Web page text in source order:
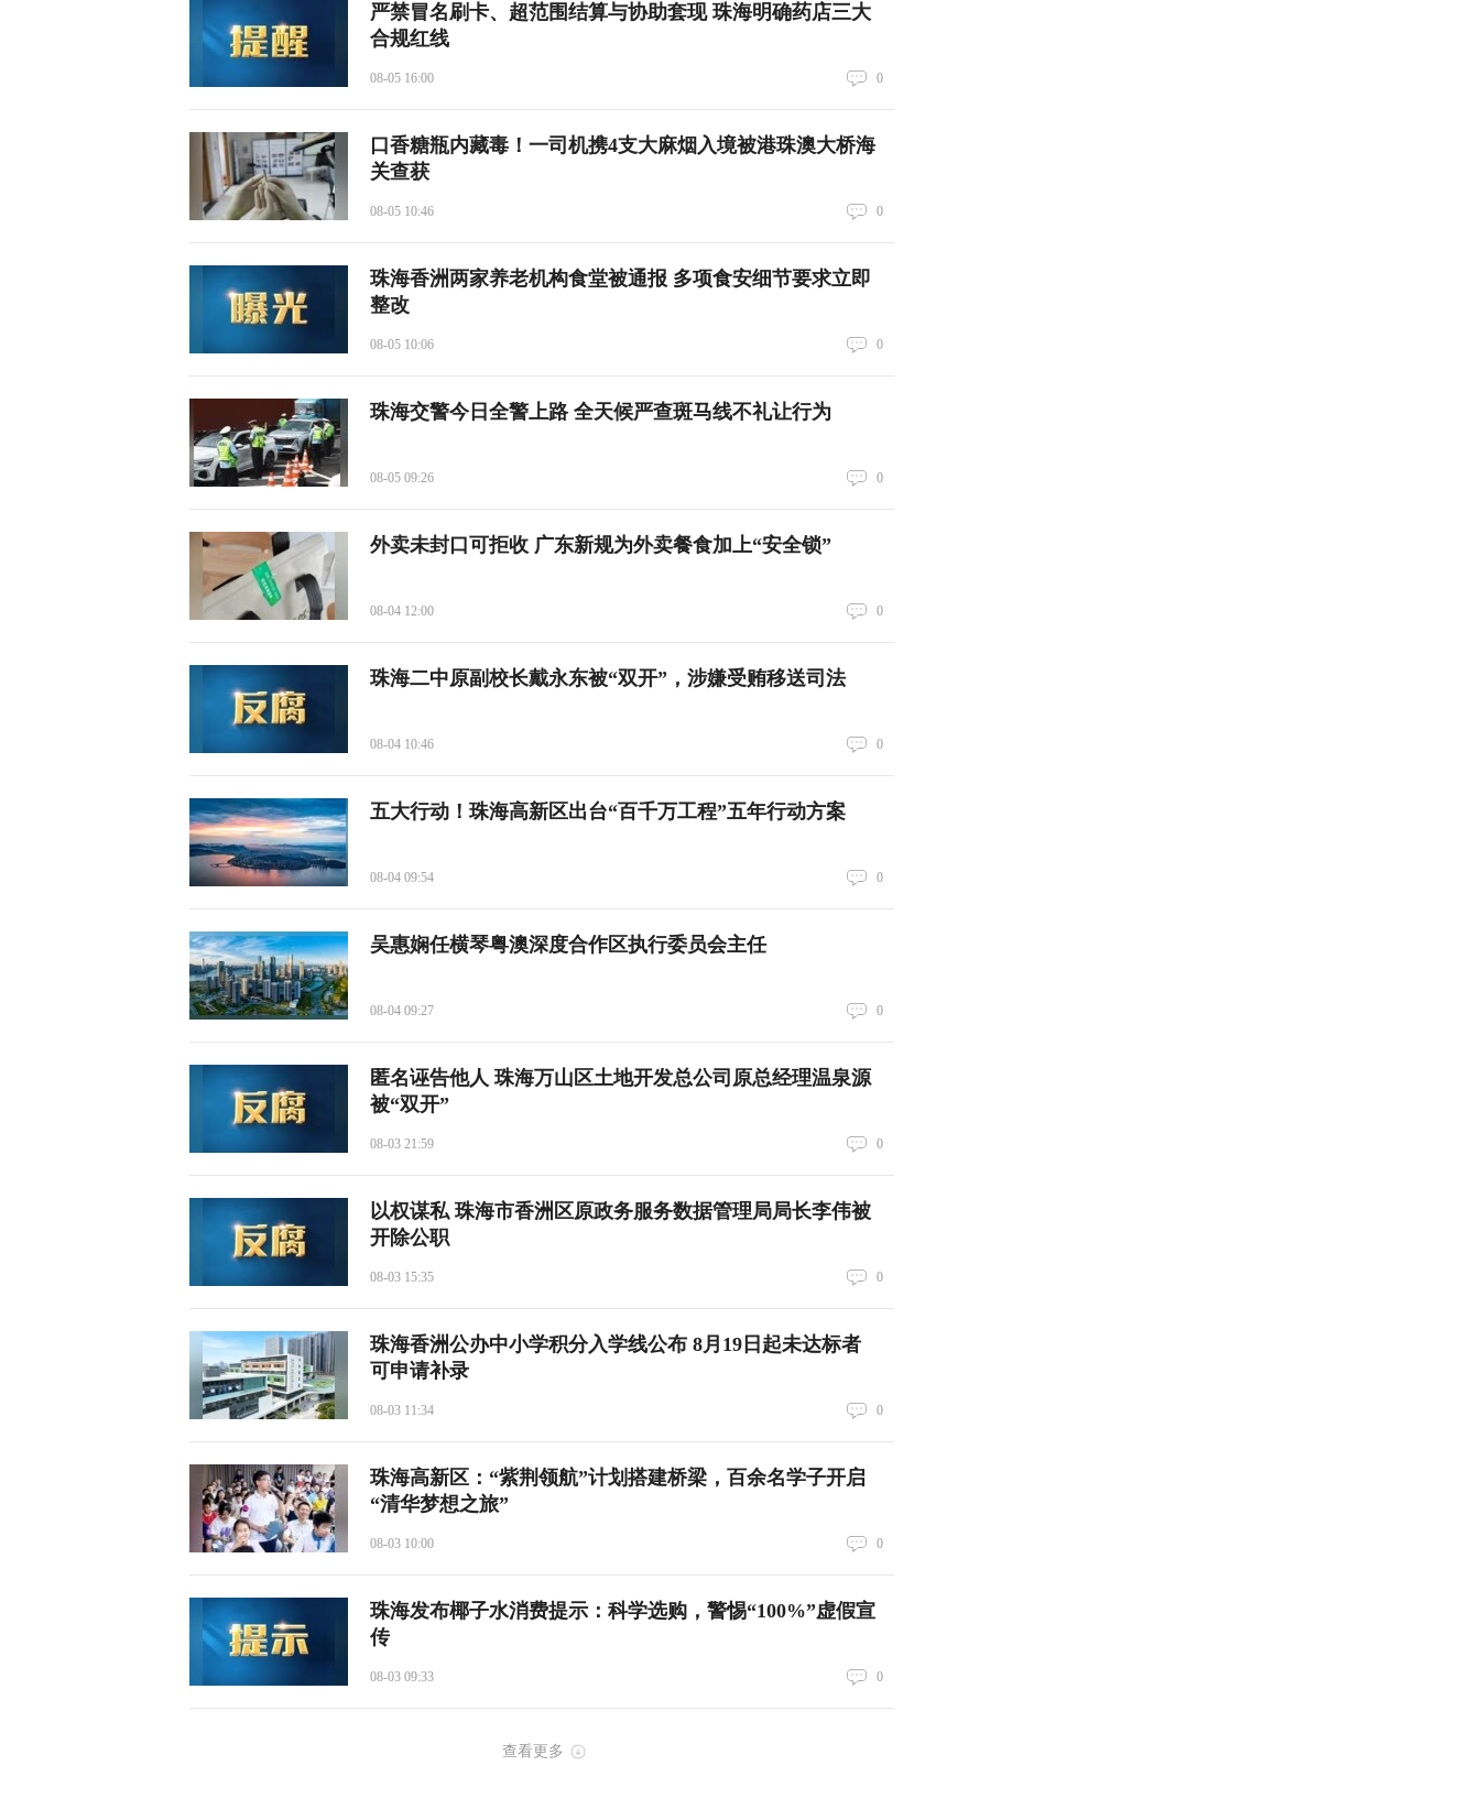
严禁冒名刷卡、超范围结算与协助套现 珠海明确药店三大
合规红线
08-05 16:00 0
口香糖瓶内藏毒！一司机携4支大麻烟入境被港珠澳大桥海
关查获
08-05 10:46 0
珠海香洲两家养老机构食堂被通报 多项食安细节要求立即
整改
08-05 10:06 0
珠海交警今日全警上路 全天候严查斑马线不礼让行为
08-05 09:26 0
外卖未封口可拒收 广东新规为外卖餐食加上“安全锁”
08-04 12:00 0
珠海二中原副校长戴永东被“双开”，涉嫌受贿移送司法
08-04 10:46 0
五大行动！珠海高新区出台“百千万工程”五年行动方案
08-04 09:54 0
吴惠娴任横琴粤澳深度合作区执行委员会主任
08-04 09:27 0
匿名诬告他人 珠海万山区土地开发总公司原总经理温泉源
被“双开”
08-03 21:59 0
以权谋私 珠海市香洲区原政务服务数据管理局局长李伟被
开除公职
08-03 15:35 0
珠海香洲公办中小学积分入学线公布 8月19日起未达标者
可申请补录
08-03 11:34 0
珠海高新区：“紫荆领航”计划搭建桥梁，百余名学子开启
“清华梦想之旅”
08-03 10:00 0
珠海发布椰子水消费提示：科学选购，警惕“100%”虚假宣
传
08-03 09:33 0
查看更多